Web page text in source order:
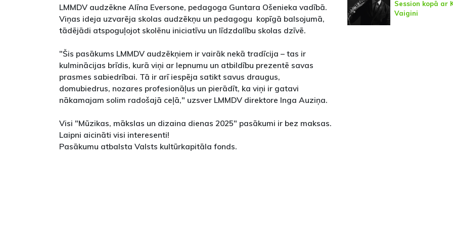
LMMDV audzēkne Alīna Eversone, pedagoga Guntara Ošenieka vadībā.
Viņas ideja uzvarēja skolas audzēkņu un pedagogu kopīgā balsojumā,
tādējādi atspoguļojot skolēnu iniciatīvu un līdzdalību skolas dzīvē.
"Šis pasākums LMMDV audzēkņiem ir vairāk nekā tradīcija – tas ir
kulminācijas brīdis, kurā viņi ar lepnumu un atbildību prezentē savas
prasmes sabiedrībai. Tā ir arī iespēja satikt savus draugus,
domubiedrus, nozares profesionāļus un pierādīt, ka viņi ir gatavi
nākamajam solim radošajā ceļā," uzsver LMMDV direktore Inga Auziņa.
Visi "Mūzikas, mākslas un dizaina dienas 2025" pasākumi ir bez maksas.
Laipni aicināti visi interesenti!
Pasākumu atbalsta Valsts kultūrkapitāla fonds.
Session kopā ar
Vaigini